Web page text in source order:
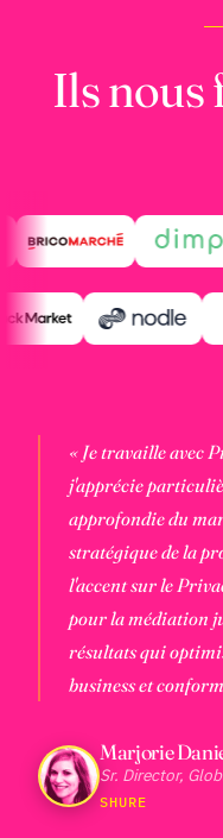
Ils nous
Group DPO
VEEPEE
« Je travaille avec
j'apprécie
approfondie du
stratégique de la
l'accent sur le
pour la médiation
résultats qui
business et
Marjorie
Sr. Director,
SHURE